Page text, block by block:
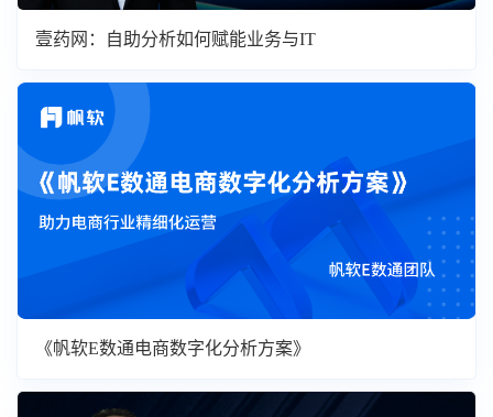
壹药网：自助分析如何赋能业务与IT
《帆软E数通电商数字化分析方案》